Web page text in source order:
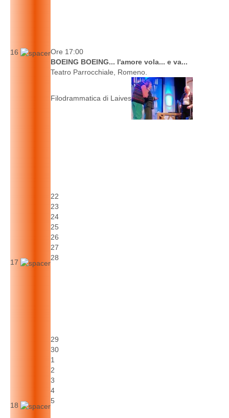
16
Ore 17:00
BOEING BOEING... l'amore vola... e va...
Teatro Parrocchiale, Romeno.
Filodrammatica di Laives
17
22
23
24
25
26
27
28
18
29
30
1
2
3
4
5